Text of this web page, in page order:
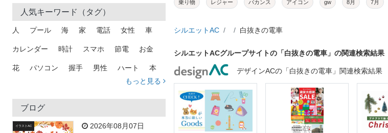
人気キーワード（タグ）
人 プール 海 家 電話 女性 車
カレンダー 時計 スマホ 節電 お金
花 パソコン 握手 男性 ハート 本
トラック 木
吹き出し
飛行機 グラフ ビル 魚 家族 書類
もっと見る
ブログ
イラストAC 2026年08月07日
乗り物 レジャー バカンス アイコン gw 8月 7月
シルエットAC 白抜きの電車
シルエットACグループサイトの「白抜きの電車」の関連検索結果
デザインACの「白抜きの電車」関連検索結果